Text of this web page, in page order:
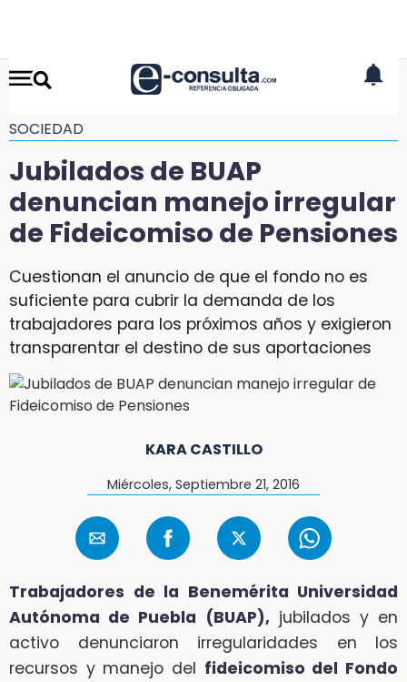
SOCIEDAD
Jubilados de BUAP
denuncian manejo irregular
de Fideicomiso de Pensiones
Cuestionan el anuncio de que el fondo no es
suficiente para cubrir la demanda de los
trabajadores para los próximos años y exigieron
transparentar el destino de sus aportaciones
KARA CASTILLO
Miércoles, Septiembre 21, 2016
Trabajadores de la Benemérita Universidad
Autónoma de Puebla (BUAP),jubilados y en
activo denunciaron irregularidades en los
recursos y manejo del fideicomiso del Fondo